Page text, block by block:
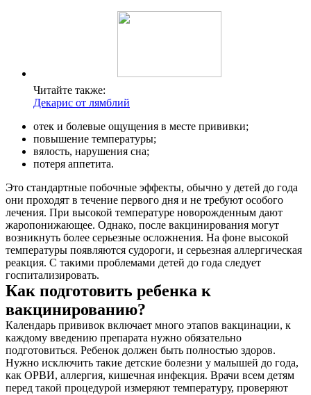
Читайте также:
Декарис от лямблий
отек и болевые ощущения в месте прививки;
повышение температуры;
вялость, нарушения сна;
потеря аппетита.
Это стандартные побочные эффекты, обычно у детей до года
они проходят в течение первого дня и не требуют особого
лечения. При высокой температуре новорожденным дают
жаропонижающее. Однако, после вакцинирования могут
возникнуть более серьезные осложнения. На фоне высокой
температуры появляются судороги, и серьезная аллергическая
реакция. С такими проблемами детей до года следует
госпитализировать.
Как подготовить ребенка к
вакцинированию?
Календарь прививок включает много этапов вакцинации, к
каждому введению препарата нужно обязательно
подготовиться. Ребенок должен быть полностью здоров.
Нужно исключить такие детские болезни у малышей до года,
как ОРВИ, аллергия, кишечная инфекция. Врачи всем детям
перед такой процедурой измеряют температуру, проверяют